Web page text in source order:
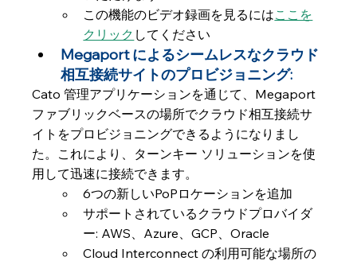
この機能のビデオ録画を見るにはここを
クリック してください
Megaport によるシームレスなクラウド
相互接続サイトのプロビジョニング:
Cato 管理アプリケーションを通じて、Megaport
ファブリックベースの場所でクラウド相互接続サ
イトをプロビジョニングできるようになりまし
た。これにより、ターンキー ソリューションを使
用して迅速に接続できます。
6つの新しいPoPロケーションを追加
サポートされているクラウドプロバイダ
ー: AWS、Azure、GCP、Oracle
Cloud Interconnect の利用可能な場所の